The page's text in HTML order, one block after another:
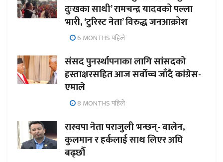
दुःखका साथी’ रामचन्द्र यादवको पल्ला
भारी, ‘टुरिस्ट नेता’ विरुद्ध जनआक्रोश
6 MONTHS पहिले
संसद पुनर्स्थापनाका लागि सांसदको
हस्ताक्षरसहित आज सर्वोच्च जाँदै कांग्रेस-
एमाले
8 MONTHS पहिले
रास्वपा नेता पराजुली भन्छन्- बालेन,
कुलमान र हर्कलाई साथ लिएर अघि
बढ्छौँ